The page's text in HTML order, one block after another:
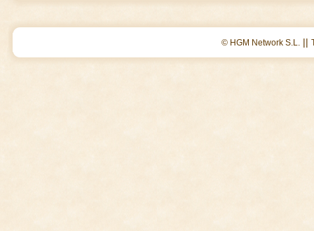
© HGM Network S.L. ||